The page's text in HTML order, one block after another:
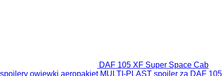
DAF 105 XF Super Space Cab
spoilery owiewki aeropakiet MULTI-PLAST spojler za DAF 105